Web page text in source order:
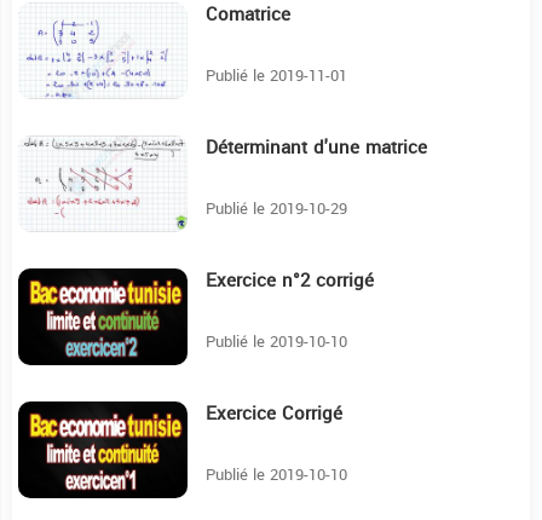
Comatrice
Publié le 2019-11-01
9:51 Déterminant d'une matrice
Publié le 2019-10-29
3:36 Exercice n°2 corrigé
Publié le 2019-10-10
13:42 Exercice Corrigé
Publié le 2019-10-10